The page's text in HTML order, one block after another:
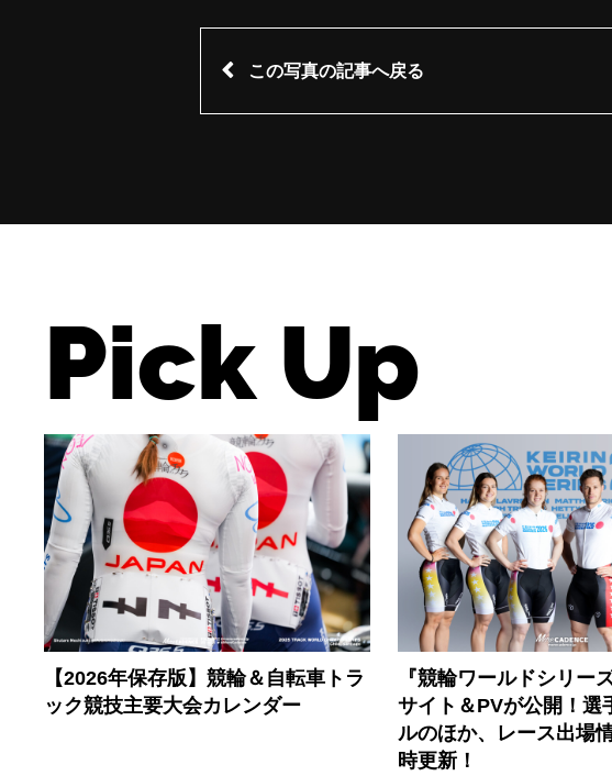
この写真の記事へ戻る
Pick Up
【2026年保存版】競輪＆自転車トラ
ック競技主要大会カレンダー
『競輪ワールドシリー
サイト＆PVが公開！選
ルのほか、レース出場
時更新！